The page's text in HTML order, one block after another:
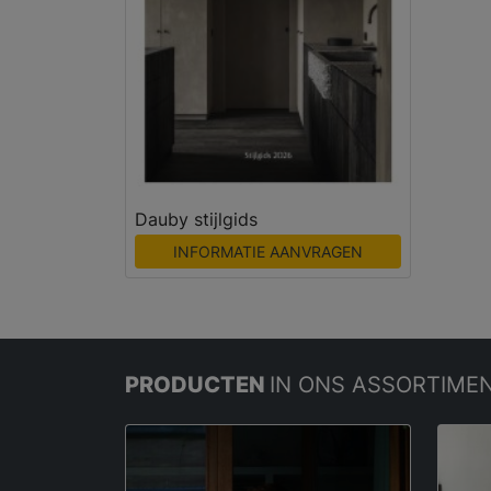
Dauby stijlgids
INFORMATIE AANVRAGEN
PRODUCTEN IN ONS